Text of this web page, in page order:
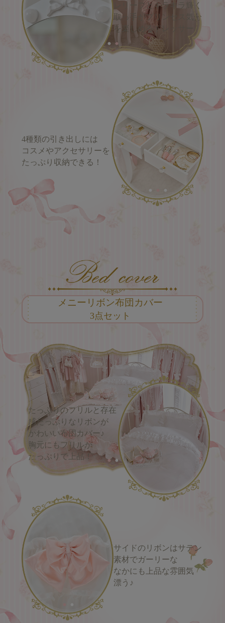
レリーフとキラキラ輝く
取っ手がプリンセス気分
を楽しめるドレッサー♪
4種類の引き出しには
コスメやアクセサリーを
たっぷり収納できる！
メニーリボン布団カバー
3点セット
たっぷりのフリルと存在
感たっぷりなリボンが
かわいい布団カバー♪
胸元にもフリルが
たっぷりで上品！
サイドのリボンはサテン
素材でガーリーな
なかにも上品な雰囲気
漂う♪